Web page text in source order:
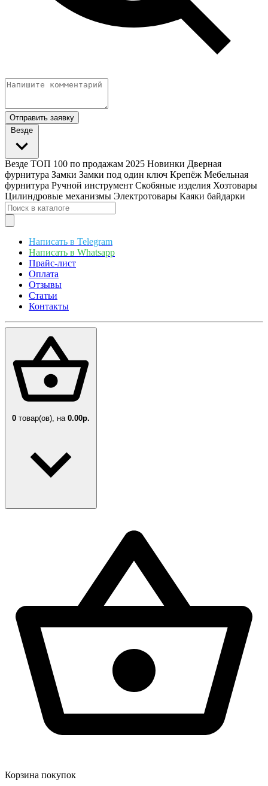
Отправить заявку
Везде
Везде ТОП 100 по продажам 2025 Новинки Дверная
фурнитура Замки Замки под один ключ Крепёж Мебельная
фурнитура Ручной инструмент Скобяные изделия Хозтовары
Цилиндровые механизмы Электротовары Каяки байдарки
Написать в Telegram
Написать в Whatsapp
Прайс-лист
Оплата
Отзывы
Статьи
Контакты
0 товар(ов), на 0.00р.
Корзина покупок